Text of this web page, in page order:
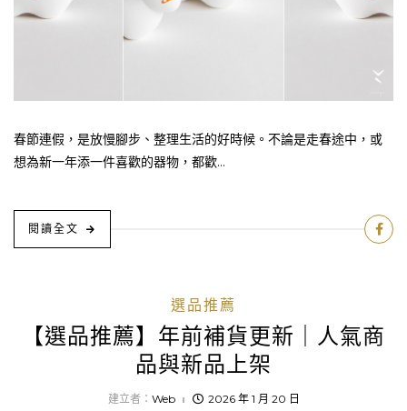
春節連假，是放慢腳步、整理生活的好時候。不論是走春途中，或
想為新一年添一件喜歡的器物，都歡...
閱讀全文
選品推薦
【選品推薦】年前補貨更新｜人氣商
品與新品上架
建立者： Web 2026 年 1 月 20 日